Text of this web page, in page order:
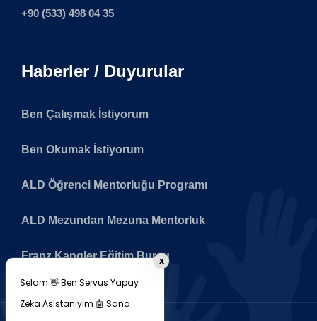
+90 (533) 498 04 35
Haberler / Duyurular
Ben Çalışmak İstiyorum
Ben Okumak İstiyorum
ALD Öğrenci Mentorluğu Programı
ALD Mezundan Mezuna Mentorluk
Franz Kangler Eğitim Bursu
Selam 👋 Ben Servus Yapay
Zeka Asistanıyım 🤖 Sana
x